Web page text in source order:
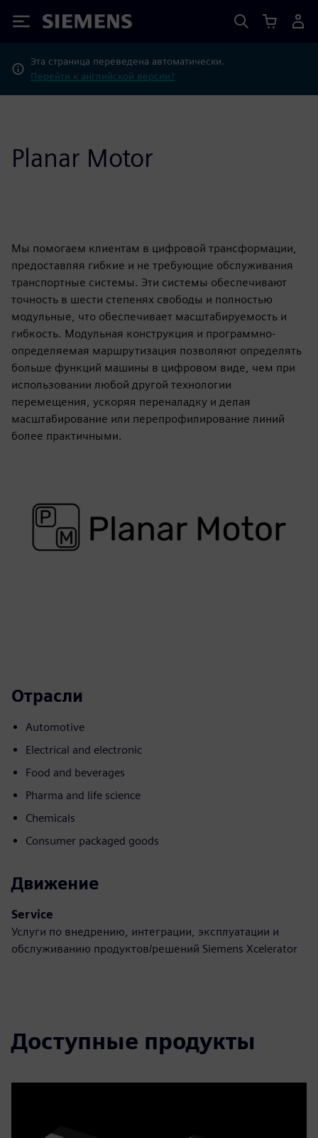
Siemens
Эта страница переведена автоматически.
Перейти к английской версии?
Planar Motor
Мы помогаем клиентам в цифровой трансформации,
предоставляя гибкие и не требующие обслуживания
транспортные системы. Эти системы обеспечивают
точность в шести степенях свободы и полностью
модульные, что обеспечивает масштабируемость и
гибкость. Модульная конструкция и программно-
определяемая маршрутизация позволяют определять
больше функций машины в цифровом виде, чем при
использовании любой другой технологии
перемещения, ускоряя переналадку и делая
масштабирование или перепрофилирование линий
более практичными.
Отрасли
Automotive
Electrical and electronic
Food and beverages
Pharma and life science
Chemicals
Consumer packaged goods
Движение
Service
Услуги по внедрению, интеграции, эксплуатации и
обслуживанию продуктов/решений Siemens Xcelerator
Доступные продукты